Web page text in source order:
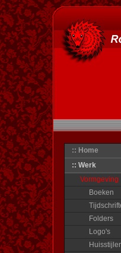
:: Home
:: Werk
Vormgeving
Boeken
Folders
Logo's